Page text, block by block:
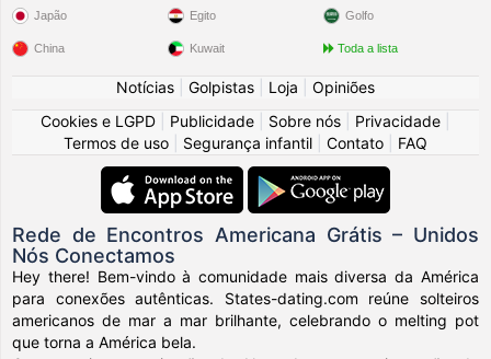
Japão
China
Egito
Kuwait
Golfo
Toda a lista
Notícias Golpistas Loja
Opiniões
Cookies e LGPD
Publicidade Sobre nós Privacidade
Termos de uso
Segurança infantil Contato FAQ
Rede de Encontros Americana Grátis – Unidos
Nós Conectamos
Hey there! Bem-vindo à comunidade mais diversa da América
para conexões autênticas. States-dating.com reúne solteiros
americanos de mar a mar brilhante, celebrando o melting pot
que torna a América bela.